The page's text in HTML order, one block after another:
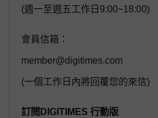
(週一至週五工作日9:00~18:00)
會員信箱：
member@digitimes.com
(一個工作日內將回覆您的來信)
訂閱DIGITIMES 行動版